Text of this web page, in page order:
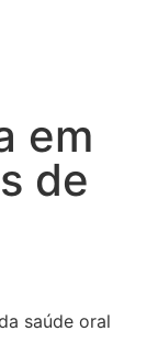
em
de
saúde oral